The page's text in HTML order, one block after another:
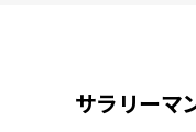
サラリーマ